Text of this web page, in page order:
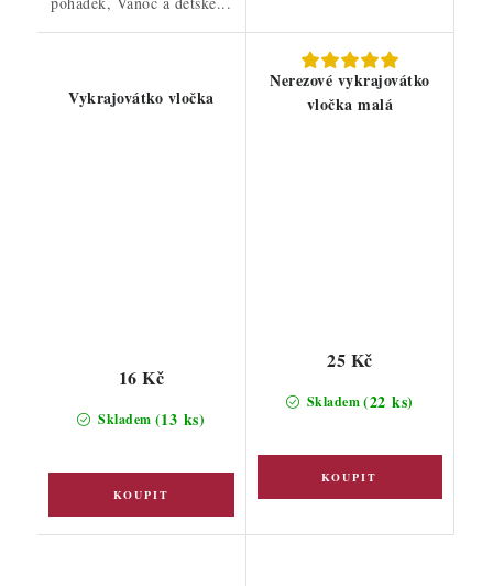
Vykrajovátko vločka
Skladem (13 ks)
16 Kč
Nerezové vykrajovátko
vločka malá
Skladem(22 ks)
25 Kč